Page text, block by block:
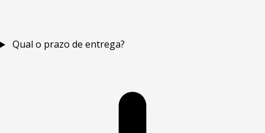
Qual o prazo de entrega?